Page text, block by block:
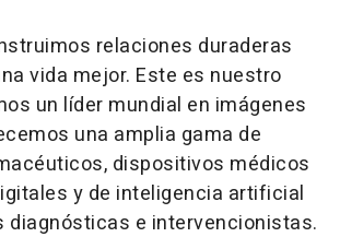
relaciones duraderas
vida mejor. Este es nuestro
un líder mundial en imágenes
una amplia gama de
dispositivos médicos
y de inteligencia artificial
diagnósticas e intervencionistas.